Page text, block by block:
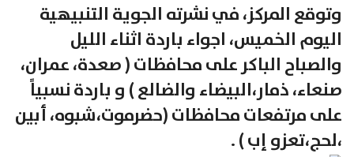
وتوقع المركز، في نشرته الجوية التنبيهية
اليوم الخميس، اجواء باردة اثناء الليل
والصباح الباكر على محافظات ( صعدة، عمران،
صنعاء، ذمار،البيضاء والضالع ) و باردة نسبياً
على مرتفعات محافظات (حضرموت،شبوه، أبين
،لحج،تعزو إب ) .